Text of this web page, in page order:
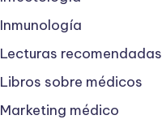
Inmunología
Lecturas recomendadas
Libros sobre médicos
Marketing médico